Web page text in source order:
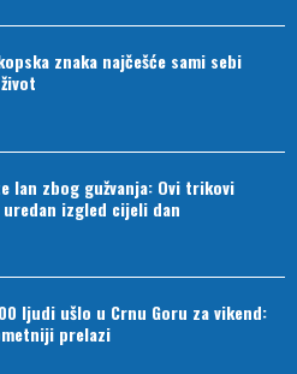
znaka najčešće sami sebi
lan zbog gužvanja: Ovi trikovi
izgled cijeli dan
ljudi ušlo u Crnu Goru za vikend:
prelazi